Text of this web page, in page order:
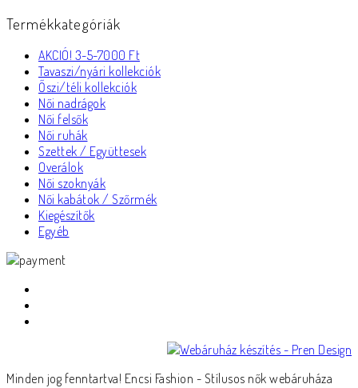
Termékkategóriák
AKCIÓ! 3-5-7000 Ft
Tavaszi/nyári kollekciók
Őszi/téli kollekciók
Női nadrágok
Női felsők
Női ruhák
Szettek / Együttesek
Overálok
Női szoknyák
Női kabátok / Szőrmék
Kiegészítők
Egyéb
Minden jog fenntartva! Encsi Fashion - Stílusos nők webáruháza